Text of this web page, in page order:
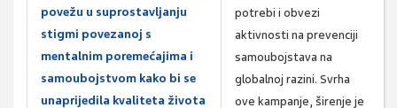
povežu u suprostavljanju
stigmi povezanoj s
mentalnim poremećajima i
samoubojstvom kako bi se
unaprijedila kvaliteta života
potrebi i obvezi
aktivnosti na prevenciji
samoubojstava na
globalnoj razini. Svrha
ove kampanje, širenje je